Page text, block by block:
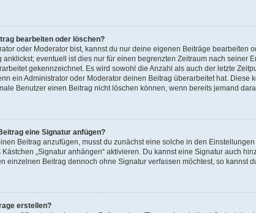
bearbeiten oder löschen?
oder Moderator bist, kannst du nur deine eigenen Beiträge
anklickst; eventuell ist dies nur für einen begrenzten Zeitraum nach
gekennzeichnet. Es wird sowohl die Anzahl als auch der letzte
ein Administrator oder Moderator deinen Beitrag überarbeitet hat.
Benutzer einen Beitrag nicht löschen können, wenn bereits jemand
eine Signatur anfügen?
Beitrag anzufügen, musst du zunächst eine solche in den
„Signatur anhängen“ aktivieren. Du kannst eine Signatur auch
einzelnen Beitrag dennoch ohne Signatur verfassen möchtest, so kannst
erstellen?